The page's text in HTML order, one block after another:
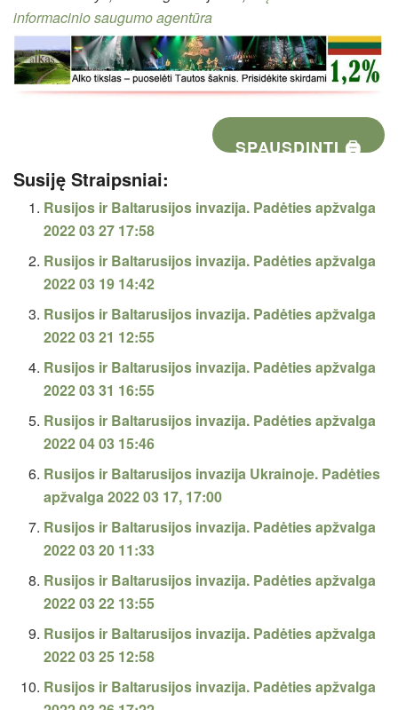
informacinio saugumo agentūra
SPAUSDINTI 🖨
Susiję Straipsniai:
Rusijos ir Baltarusijos invazija. Padėties apžvalga
2022 03 27 17:58
Rusijos ir Baltarusijos invazija. Padėties apžvalga
2022 03 19 14:42
Rusijos ir Baltarusijos invazija. Padėties apžvalga
2022 03 21 12:55
Rusijos ir Baltarusijos invazija. Padėties apžvalga
2022 03 31 16:55
Rusijos ir Baltarusijos invazija. Padėties apžvalga
2022 04 03 15:46
Rusijos ir Baltarusijos invazija Ukrainoje. Padėties
apžvalga 2022 03 17, 17:00
Rusijos ir Baltarusijos invazija. Padėties apžvalga
2022 03 20 11:33
Rusijos ir Baltarusijos invazija. Padėties apžvalga
2022 03 22 13:55
Rusijos ir Baltarusijos invazija. Padėties apžvalga
2022 03 25 12:58
Rusijos ir Baltarusijos invazija. Padėties apžvalga